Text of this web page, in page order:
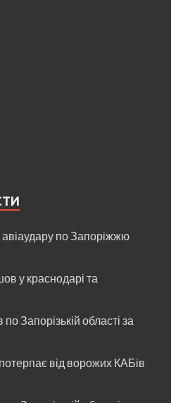
по Запоріжжю
у краснодарі та
Запорізькій області за
від ворожих КАБів